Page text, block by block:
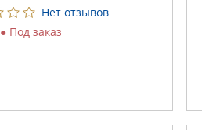
Нет отзывов
● Под заказ